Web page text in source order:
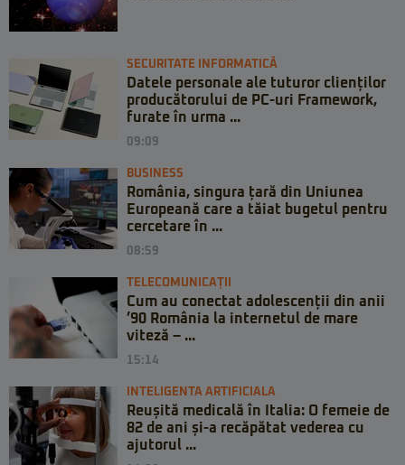
SECURITATE INFORMATICĂ
Datele personale ale tuturor clienților
producătorului de PC-uri Framework,
furate în urma ...
09:09
BUSINESS
România, singura țară din Uniunea
Europeană care a tăiat bugetul pentru
cercetare în ...
08:59
TELECOMUNICAȚII
Cum au conectat adolescenții din anii
’90 România la internetul de mare
viteză – ...
15:14
INTELIGENTA ARTIFICIALA
Reușită medicală în Italia: O femeie de
82 de ani și-a recăpătat vederea cu
ajutorul ...